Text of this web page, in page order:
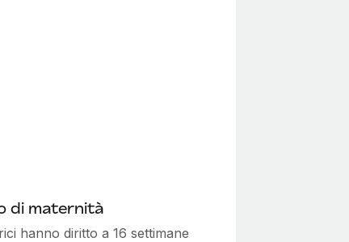
di maternità
hanno diritto a 16 settimane